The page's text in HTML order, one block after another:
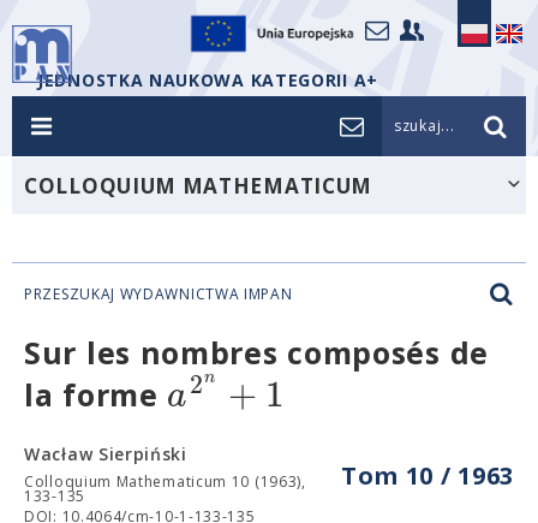
JEDNOSTKA NAUKOWA KATEGORII A+
szukaj...
COLLOQUIUM MATHEMATICUM
PRZESZUKAJ WYDAWNICTWA IMPAN
Sur les nombres composés de
la forme a2n +1
Tom 10 / 1963
Wacław Sierpiński
Colloquium Mathematicum 10 (1963),
133-135
DOI: 10.4064/cm-10-1-133-135